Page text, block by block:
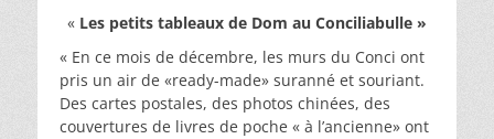
« Les petits tableaux de Dom au Conciliabulle »
« En ce mois de décembre, les murs du Conci ont
pris un air de «ready-made» suranné et souriant.
Des cartes postales, des photos chinées, des
couvertures de livres de poche « à l’ancienne» ont